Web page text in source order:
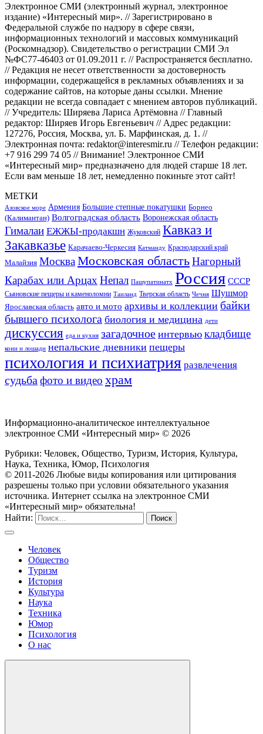
Электронное СМИ (электронный журнал, электронное
издание) «Интересный мир». // Зарегистрировано в
Федеральной службе по надзору в сфере связи,
информационных технологий и массовых коммуникаций
(Роскомнадзор). Свидетельство о регистрации СМИ Эл
№ФС77-46403 от 01.09.2011 г. // Распространяется бесплатно.
// Редакция не несет ответственности за достоверность
информации, содержащейся в рекламных объявлениях и за
содержание сайтов, на которые даны ссылки. Мнение
редакции не всегда совпадает с мнением авторов публикаций.
// Учредитель: Ширяева Лариса Артёмовна // Главный
редактор: Ширяев Игорь Евгеньевич // Адрес редакции:
127276, Россия, Москва, ул. Б. Марфинская, д. 1. //
Электронная почта: redaktor@interesmir.ru // Телефон редакции:
+7 916 299 74 05 // Внимание! Электронное СМИ
«Интересный мир» предназначено для людей старше 18 лет.
Если вам меньше 18 лет, немедленно покиньте этот сайт!
МЕТКИ
Азовское море Армения Большие степные покатушки Борнео
(Калимантан) Волгоградская область Воронежская область
Гималаи ЕЖЖЫ-продакшн Жуковский Кавказ и
Закавказье Карачаево-Черкесия Катманду Краснодарский край
Малайзия МоскваМосковская областьНагорный
Карабах или Арцах Непал Пашупатинатх Россия СССР
Сьяновские пещеры и каменоломни Таиланд Тверская область Чечня Шушмор
Ярославская область авто и мото архивы и коллекции байки
бывшего психолога биология и медицина дети
дискуссия еда и кухня загадочное интервью кладбище
кони и лошади непальские дневники пещеры
психология и психиатрия развлечения
судьба фото и видео храм
Информационно-аналитическое интеллектуальное
электронное СМИ «Интересный мир» © 2026
Рубрики: Человек, Общество, Туризм, История, Культура,
Наука, Техника, Юмор, Психология
© 2011-2026 Любые виды копирования или цитирования
разрешены только при условии обязательного указания
источника. Интернет ссылка на электронное СМИ
«Интересный мир» обязательна!
Найти:
Человек
Общество
Туризм
История
Культура
Наука
Техника
Юмор
Психология
О нас